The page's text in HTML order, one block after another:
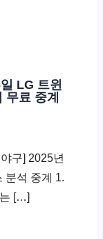
LG 트윈
료 중계
구] 2025년
분석 중계 1.
는 […]